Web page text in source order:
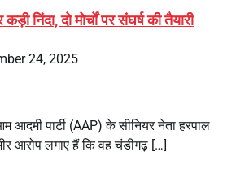
निंदा, दो मोर्चों पर संघर्ष की तैयारी
24, 2025
आदमी पार्टी (AAP) के सीनियर नेता हरपाल
आरोप लगाए हैं कि वह चंडीगढ़ […]